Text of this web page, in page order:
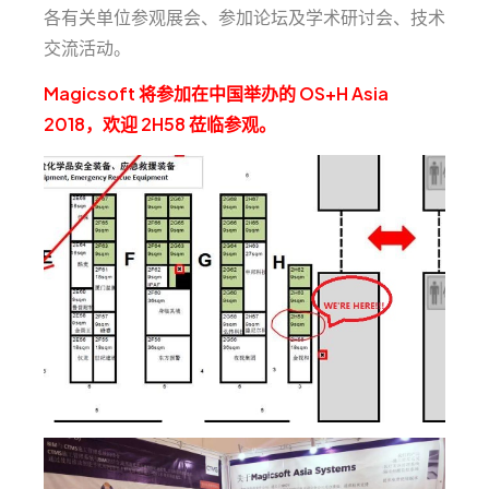
各有关单位参观展会、参加论坛及学术研讨会、技术
交流活动。
Magicsoft 将参加在中国举办的 OS+H Asia
2018，欢迎 2H58 莅临参观。